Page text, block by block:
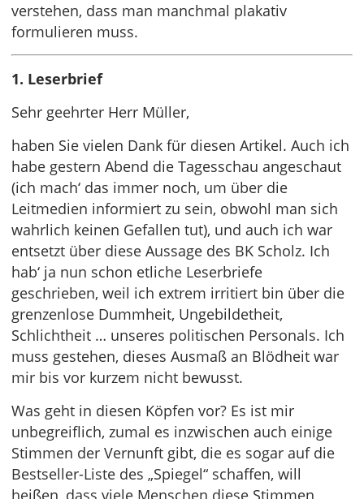
verstehen, dass man manchmal plakativ
formulieren muss.
1. Leserbrief
Sehr geehrter Herr Müller,
haben Sie vielen Dank für diesen Artikel. Auch ich
habe gestern Abend die Tagesschau angeschaut
(ich mach‘ das immer noch, um über die
Leitmedien informiert zu sein, obwohl man sich
wahrlich keinen Gefallen tut), und auch ich war
entsetzt über diese Aussage des BK Scholz. Ich
hab‘ ja nun schon etliche Leserbriefe
geschrieben, weil ich extrem irritiert bin über die
grenzenlose Dummheit, Ungebildetheit,
Schlichtheit … unseres politischen Personals. Ich
muss gestehen, dieses Ausmaß an Blödheit war
mir bis vor kurzem nicht bewusst.
Was geht in diesen Köpfen vor? Es ist mir
unbegreiflich, zumal es inzwischen auch einige
Stimmen der Vernunft gibt, die es sogar auf die
Bestseller-Liste des „Spiegel“ schaffen, will
heißen, dass viele Menschen diese Stimmen